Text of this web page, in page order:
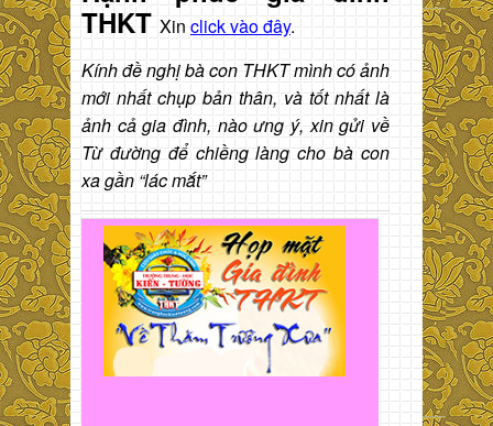
THKT Xin click vào đây.
Kính đề nghị bà con THKT mình có ảnh
mới nhất chụp bản thân, và tốt nhất là
ảnh cả gia đình, nào ưng ý, xin gửi về
Từ đường để chiềng làng cho bà con
xa gần “lác mắt”